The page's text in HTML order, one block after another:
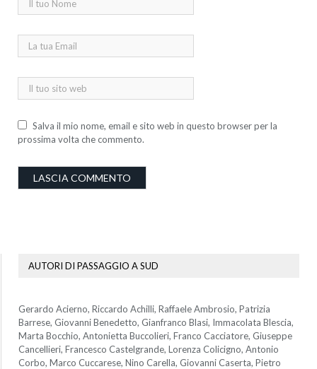
Salva il mio nome, email e sito web in questo browser per la
prossima volta che commento.
AUTORI DI PASSAGGIO A SUD
Gerardo Acierno, Riccardo Achilli, Raffaele Ambrosio, Patrizia
Barrese, Giovanni Benedetto, Gianfranco Blasi, Immacolata Blescia,
Marta Bocchio, Antonietta Buccolieri, Franco Cacciatore, Giuseppe
Cancellieri, Francesco Castelgrande, Lorenza Colicigno, Antonio
Corbo, Marco Cuccarese, Nino Carella, Giovanni Caserta, Pietro